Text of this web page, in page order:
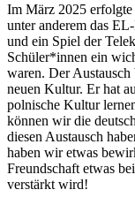
Im März 2025
unter anderem das
und ein Spiel der
Schüler*innen ein
waren. Der Austausch
neuen Kultur. Er hat
polnische Kultur
können wir die
diesen Austausch
haben wir etwas
Freundschaft etwas
verstärkt wird!